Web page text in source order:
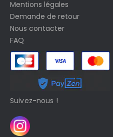
Mentions légales
Demande de retour
Nous contacter
FAQ
Suivez-nous !